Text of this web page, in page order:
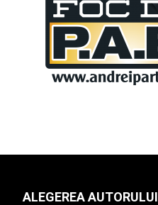
ALEGEREA AUTORULUI